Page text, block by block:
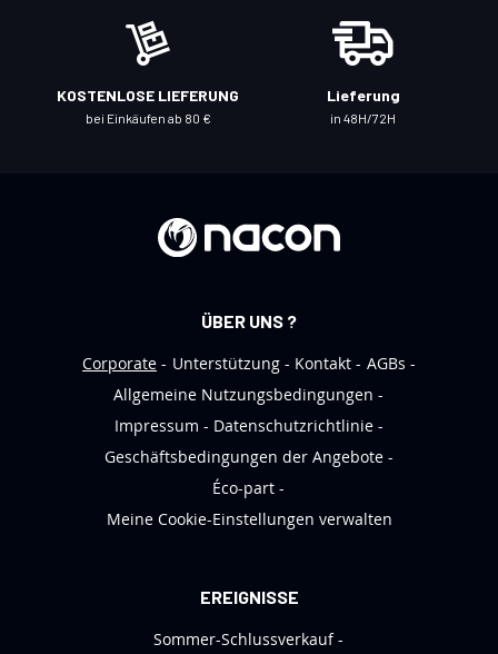
KOSTENLOSE LIEFERUNG
bei Einkäufen ab 80 €
Lieferung
in 48H/72H
ÜBER UNS ?
Corporate
Unterstützung Kontakt
AGBs
Allgemeine Nutzungsbedingungen
Impressum
Datenschutzrichtlinie
Geschäftsbedingungen der Angebote
Éco-part
Meine Cookie-Einstellungen verwalten
EREIGNISSE
Sommer-Schlussverkauf